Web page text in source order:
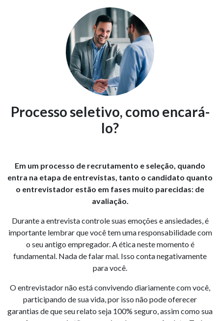
Processo seletivo, como encará-
lo?
Em um processo de recrutamento e seleção, quando
entra na etapa de entrevistas, tanto o candidato quanto
o entrevistador estão em fases muito parecidas: de
avaliação.
Durante a entrevista controle suas emoções e ansiedades, é
importante lembrar que você tem uma responsabilidade com
o seu antigo empregador. A ética neste momento é
fundamental. Nada de falar mal. Isso conta negativamente
para você.
O entrevistador não está convivendo diariamente com você,
participando de sua vida, por isso não pode oferecer
garantias de que seu relato seja 100% seguro, assim como sua